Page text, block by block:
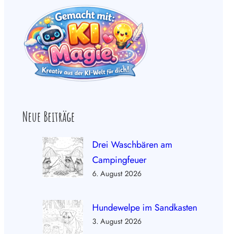
Neue Beiträge
Drei Waschbären am
Campingfeuer
6. August 2026
Hundewelpe im Sandkasten
3. August 2026